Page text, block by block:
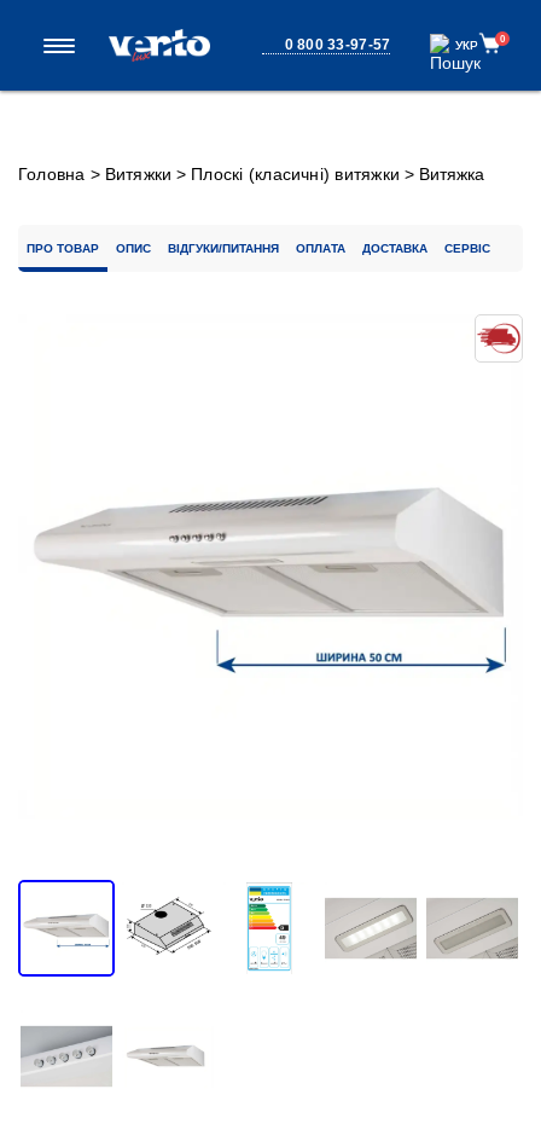
0 800 33-97-57 УКР
УКР 0
Головна > Витяжки > Плоскі (класичні) витяжки > Витяжка
ПРО ТОВАР ОПИС ВІДГУКИ/ПИТАННЯ ОПЛАТА ДОСТАВКА СЕРВІС